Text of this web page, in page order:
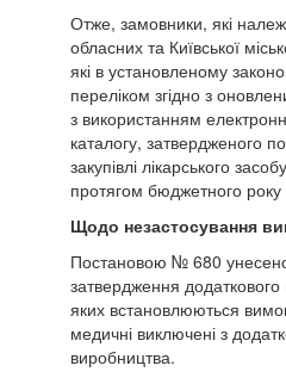
Отже, замовники, які
обласних та Київської
які в установленому
переліком згідно з
з використанням
каталогу, затвердженого
закупівлі лікарського
протягом бюджетного року
Щодо незастосування
Постановою № 680 унесено
затвердження
яких встановлюються
медичні виключені з
виробництва.